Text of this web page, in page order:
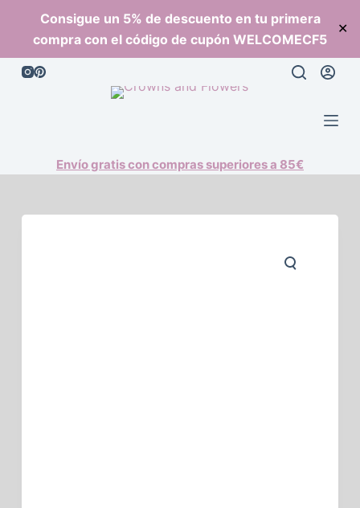
Consigue un 5% de descuento en tu primera
compra con el código de cupón WELCOMECF5
✕
l
Envío gratis con compras superiores a 85€